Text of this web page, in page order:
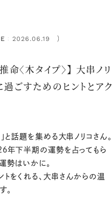
： 2026.06.19
〈木タイプ〉】 大串ノリ
ごすためのヒントとアク
と話題を集める大串ノリコさん。
年下半期の運勢を占ってもら
勢はいかに。
トをくれる、大串さんからの温
。